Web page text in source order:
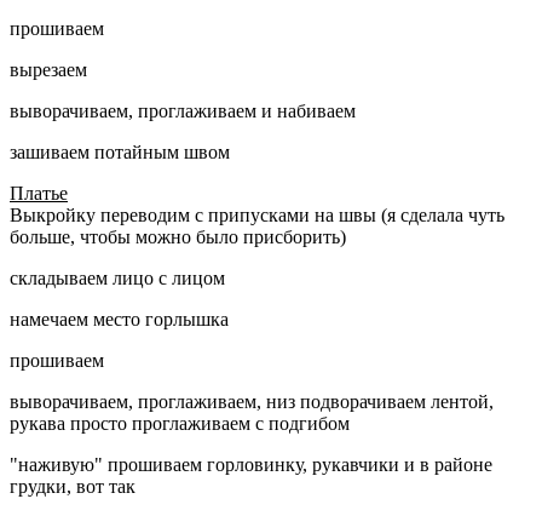
прошиваем
вырезаем
выворачиваем, проглаживаем и набиваем
зашиваем потайным швом
Платье
Выкройку переводим с припусками на швы (я сделала чуть
больше, чтобы можно было присборить)
складываем лицо с лицом
намечаем место горлышка
прошиваем
выворачиваем, проглаживаем, низ подворачиваем лентой,
рукава просто проглаживаем с подгибом
"наживую" прошиваем горловинку, рукавчики и в районе
грудки, вот так